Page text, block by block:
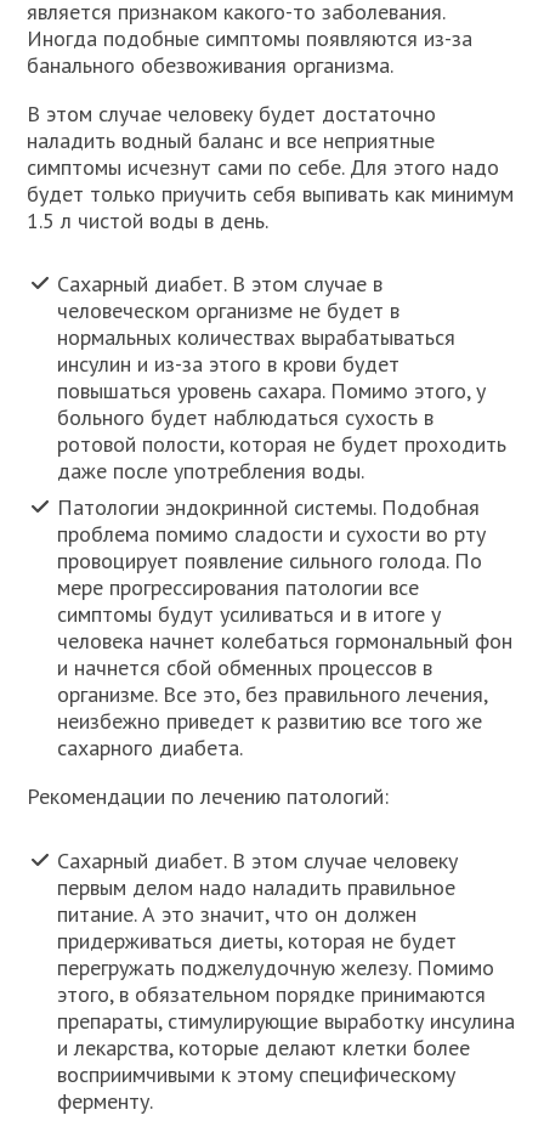
является признаком какого-то заболевания.
Иногда подобные симптомы появляются из-за
банального обезвоживания организма.
В этом случае человеку будет достаточно
наладить водный баланс и все неприятные
симптомы исчезнут сами по себе. Для этого надо
будет только приучить себя выпивать как минимум
1.5 л чистой воды в день.
Сахарный диабет. В этом случае в
человеческом организме не будет в
нормальных количествах вырабатываться
инсулин и из-за этого в крови будет
повышаться уровень сахара. Помимо этого, у
больного будет наблюдаться сухость в
ротовой полости, которая не будет проходить
даже после употребления воды.
Патологии эндокринной системы. Подобная
проблема помимо сладости и сухости во рту
провоцирует появление сильного голода. По
мере прогрессирования патологии все
симптомы будут усиливаться и в итоге у
человека начнет колебаться гормональный фон
и начнется сбой обменных процессов в
организме. Все это, без правильного лечения,
неизбежно приведет к развитию все того же
сахарного диабета.
Рекомендации по лечению патологий:
Сахарный диабет. В этом случае человеку
первым делом надо наладить правильное
питание. А это значит, что он должен
придерживаться диеты, которая не будет
перегружать поджелудочную железу. Помимо
этого, в обязательном порядке принимаются
препараты, стимулирующие выработку инсулина
и лекарства, которые делают клетки более
восприимчивыми к этому специфическому
ферменту.